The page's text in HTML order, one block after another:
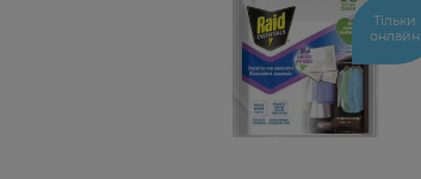
Тільки
онлайн